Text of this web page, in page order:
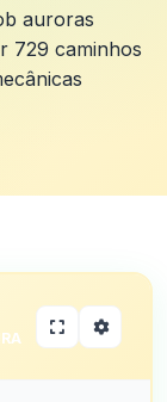
auroras
729 caminhos